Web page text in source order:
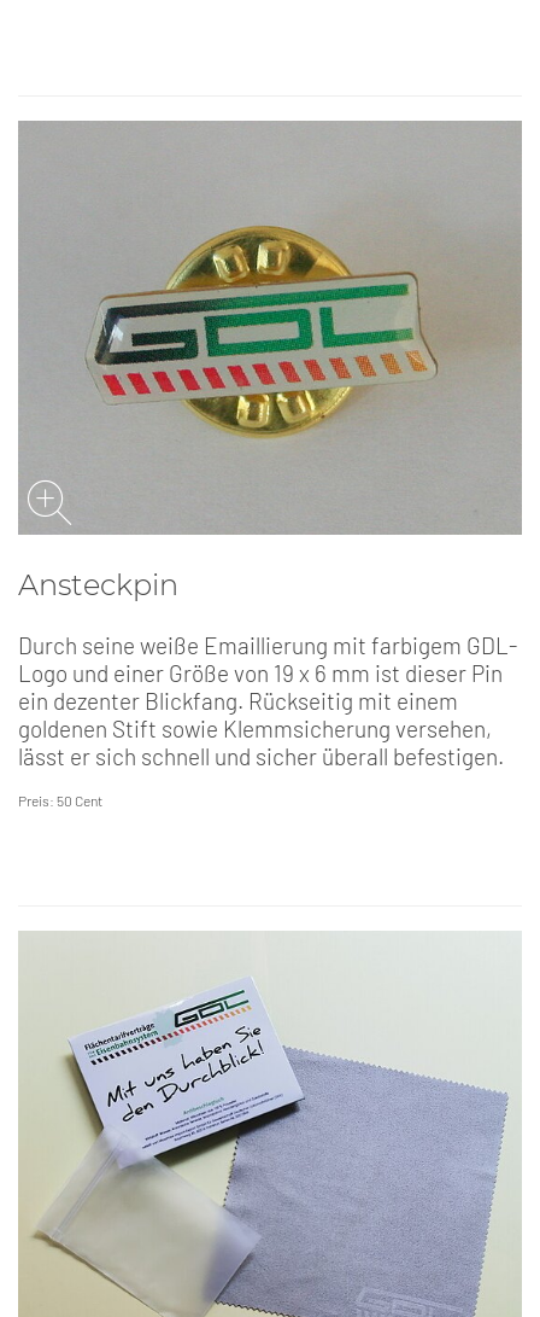
Ansteckpin
Durch seine weiße Emaillierung mit farbigem GDL-
Logo und einer Größe von 19 x 6 mm ist dieser Pin
ein dezenter Blickfang. Rückseitig mit einem
goldenen Stift sowie Klemmsicherung versehen,
lässt er sich schnell und sicher überall befestigen.
Preis: 50 Cent